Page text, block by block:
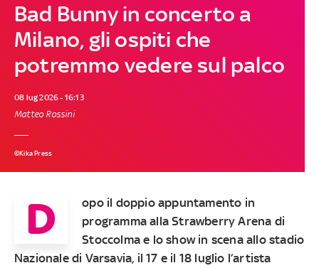
Bad Bunny in concerto a
Milano, gli ospiti che
potremmo vedere sul palco
08 lug 2026 - 16:13
Matteo Rossini
©Kika Press
D
opo il doppio appuntamento in
programma alla Strawberry Arena di
Stoccolma e lo show in scena allo stadio
Nazionale di Varsavia, il 17 e il 18 luglio l’artista